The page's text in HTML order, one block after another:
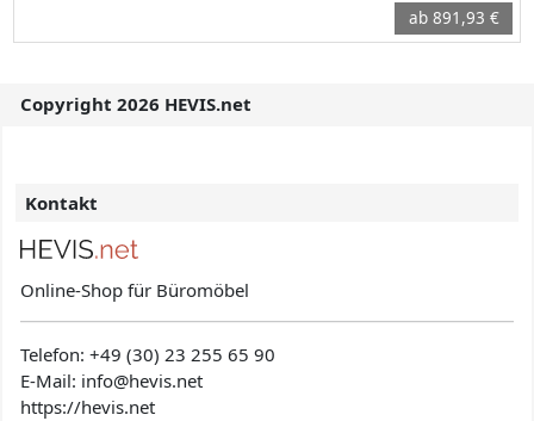
ab 891,93 €
Copyright 2026 HEVIS.net
Kontakt
Online-Shop für Büromöbel
Telefon:+49 (30) 23 255 65 90
E-Mail: info@hevis.net
https://hevis.net